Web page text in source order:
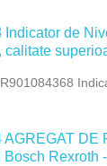
R901084368